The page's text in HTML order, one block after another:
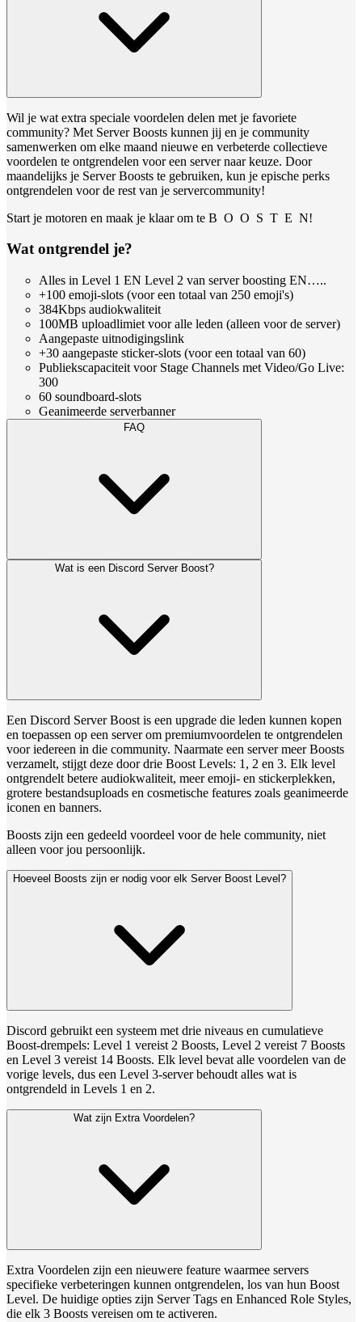
Wil je wat extra speciale voordelen delen met je favoriete
community? Met Server Boosts kunnen jij en je community
samenwerken om elke maand nieuwe en verbeterde collectieve
voordelen te ontgrendelen voor een server naar keuze. Door
maandelijks je Server Boosts te gebruiken, kun je epische perks
ontgrendelen voor de rest van je servercommunity!
Start je motoren en maak je klaar om te B O O S T E N!
Wat ontgrendel je?
Alles in Level 1 EN Level 2 van server boosting EN…..
+100 emoji-slots (voor een totaal van 250 emoji's)
384Kbps audiokwaliteit
100MB uploadlimiet voor alle leden (alleen voor de server)
Aangepaste uitnodigingslink
+30 aangepaste sticker-slots (voor een totaal van 60)
Publiekscapaciteit voor Stage Channels met Video/Go Live:
300
60 soundboard-slots
Geanimeerde serverbanner
FAQ
Wat is een Discord Server Boost?
Een Discord Server Boost is een upgrade die leden kunnen kopen
en toepassen op een server om premiumvoordelen te ontgrendelen
voor iedereen in die community. Naarmate een server meer Boosts
verzamelt, stijgt deze door drie Boost Levels: 1, 2 en 3. Elk level
ontgrendelt betere audiokwaliteit, meer emoji- en stickerplekken,
grotere bestandsuploads en cosmetische features zoals geanimeerde
iconen en banners.
Boosts zijn een gedeeld voordeel voor de hele community, niet
alleen voor jou persoonlijk.
Hoeveel Boosts zijn er nodig voor elk Server Boost Level?
Discord gebruikt een systeem met drie niveaus en cumulatieve
Boost-drempels: Level 1 vereist 2 Boosts, Level 2 vereist 7 Boosts
en Level 3 vereist 14 Boosts. Elk level bevat alle voordelen van de
vorige levels, dus een Level 3-server behoudt alles wat is
ontgrendeld in Levels 1 en 2.
Wat zijn Extra Voordelen?
Extra Voordelen zijn een nieuwere feature waarmee servers
specifieke verbeteringen kunnen ontgrendelen, los van hun Boost
Level. De huidige opties zijn Server Tags en Enhanced Role Styles,
die elk 3 Boosts vereisen om te activeren.